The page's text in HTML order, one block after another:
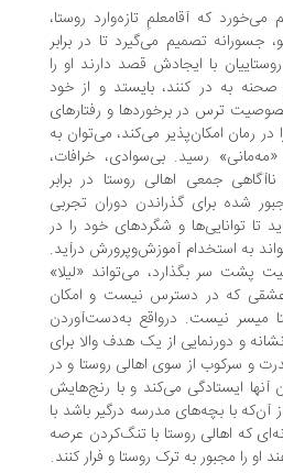
آقامعلمِ تازه‌وارد روستا،
تصمیم می‌گیرد تا در برابر
با ایجادش قصد دارند او را
کنند، بایستد و از خود
در برخوردها و رفتارهای
امکان‌پذیر می‌کند، می‌توان به
رسید. بی‌سوادی، خرافات،
اهالی روستا در برابر
برای گذراندن دوران تجربی
و شگردهای خود را در
آموزش‌وپرورش درآید.
‌سر بگذارد، می‌تواند «لیلا»
در دسترس نیست و امکان
نیست. درواقع به‌دست‌آوردن
دورنمایی از یک هدف والا برای
از سوی اهالی روستا و در
می‌کند و با رنج‌هایش
بچه‌های مدرسه درگیر باشد با
اهالی روستا با تنگ‌کردن عرصه
به ترک روستا و فرار کنند.